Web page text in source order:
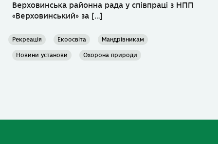
Верховинська районна рада у співпраці з НПП
«Верховинський» за […]
Рекреація Екоосвіта Мандрівникам
Новини установи Охорона природи